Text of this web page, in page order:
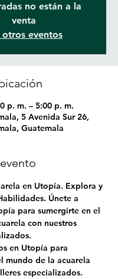
no están a la
venta
otros eventos
p. m. – 5:00 p. m.
5 Avenida Sur 26,
Guatemala
en Utopía. Explora y
Únete a
para sumergirte en el
con nuestros
en Utopía para
mundo de la acuarela
especializados.